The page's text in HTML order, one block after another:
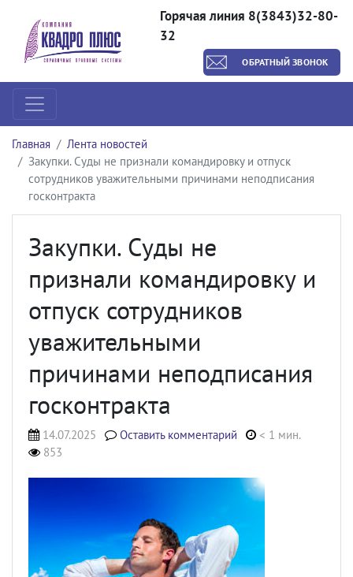
Горячая линия 8(3843)32-80-
32
ОБРАТНЫЙ ЗВОНОК
Главная
Лента новостей
Закупки. Суды не признали командировку и отпуск
сотрудников уважительными причинами неподписания
госконтракта
Закупки. Суды не
признали командировку и
отпуск сотрудников
уважительными
причинами неподписания
госконтракта
14.07.2025 Оставить комментарий
< 1 мин.
853